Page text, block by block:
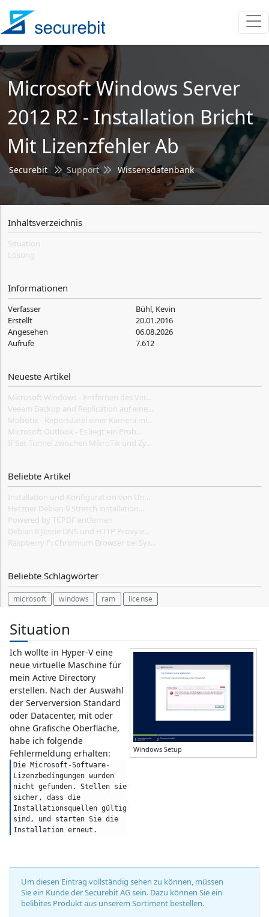
Microsoft Windows Server
2012 R2 - Installation Bricht
Mit Lizenzfehler Ab
Securebit Support Wissensdatenbank
Inhaltsverzeichnis
Situation
Lösung
Informationen
Verfasser
Bühl, Kevin
Erstellt
20.01.2016
Angesehen
06.08.2026
Aufrufe
7.612
Neueste Artikel
Microsoft Windows - Entfernen des Ver...
Veeam Backup and Replication auf eine...
Mobotix - Reportdatei einer Kamera mi...
Microsoft Outlook - Es liegt ein Prob...
IPSec Tunnel zwischen MikroTik und Zy...
Beliebte Artikel
Installation und Konfiguration von Un...
Hetzner Debian 9 Stretch installation...
Powered by TCPDF entfernen
Debian 8 Jessie DNS und HTTP Proxy e...
Raspberry Pi Chromium Browser bei Sys...
Beliebte Schlagwörter
microsoft windows ram license
Situation
Windows Setup
Ich wollte in Hyper-V eine
neue virtuelle Maschine für
mein Active Directory
erstellen. Nach der Auswahl
der Serverversion Standard
oder Datacenter, mit oder
ohne Grafische Oberfläche,
habe ich folgende
Fehlermeldung erhalten:
Die Microsoft-Software-
Lizenzbedingungen wurden
nicht gefunden. Stellen sie
sicher, dass die
Installationsquellen gültig
sind, und starten Sie die
Installation erneut.
Um diesen Eintrag vollständig sehen zu können, müssen
Sie ein Kunde der Securebit AG sein. Dazu können Sie ein
belibites Produkt aus unserem Sortiment bestellen.